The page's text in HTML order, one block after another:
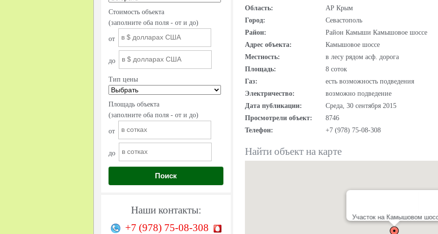
Стоимость объекта
(заполните оба поля - от и до)
от
до
Тип цены
Площадь объекта
(заполните оба поля - от и до)
от
до
Поиск
Наши контакты:
+7 (978) 75-08-308
Область:
АР Крым
Город:
Севастополь
Район:
Район Камыши Камышовое шоссе
Адрес объекта:
Камышовое шоссе
Местность:
в лесу рядом асф. дорога
Площадь:
8 соток
Газ:
есть возможность подведения
Электричество:
возможно подведение
Дата публикации:
Среда, 30 сентября 2015
Просмотрели объект:
8746
Телефон:
+7 (978) 75-08-308
Найти объект на карте
Участок на Камышовом